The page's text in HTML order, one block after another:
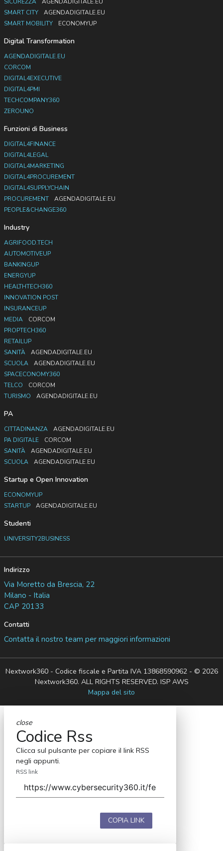
SMART CITY
AGENDADIGITALE.EU
SMART MOBILITY
ECONOMYUP
Digital Transformation
AGENDADIGITALE.EU
CORCOM
DIGITAL4EXECUTIVE
DIGITAL4PMI
TECHCOMPANY360
ZEROUNO
Funzioni di Business
DIGITAL4FINANCE
DIGITAL4LEGAL
DIGITAL4MARKETING
DIGITAL4PROCUREMENT
DIGITAL4SUPPLYCHAIN
PROCUREMENT
AGENDADIGITALE.EU
PEOPLE&CHANGE360
Industry
AGRIFOOD.TECH
AUTOMOTIVEUP
BANKINGUP
ENERGYUP
HEALTHTECH360
INNOVATION POST
INSURANCEUP
MEDIA
CORCOM
PROPTECH360
RETAILUP
SANITÀ
AGENDADIGITALE.EU
SCUOLA
AGENDADIGITALE.EU
SPACECONOMY360
TELCO
CORCOM
TURISMO
AGENDADIGITALE.EU
PA
CITTADINANZA
AGENDADIGITALE.EU
PA DIGITALE
CORCOM
SANITÀ
AGENDADIGITALE.EU
SCUOLA
AGENDADIGITALE.EU
Startup e Open Innovation
ECONOMYUP
STARTUP
AGENDADIGITALE.EU
Studenti
UNIVERSITY2BUSINESS
Indirizzo
Via Moretto da Brescia, 22
Milano - Italia
CAP 20133
Contatti
Contatta il nostro team per maggiori informazioni
Nextwork360 - Codice fiscale e Partita IVA 13868590962 - © 2026
Nextwork360. ALL RIGHTS RESERVED. ISP AWS
Mappa del sito
close
Codice Rss
Clicca sul pulsante per copiare il link RSS
negli appunti.
RSS link
COPIA LINK